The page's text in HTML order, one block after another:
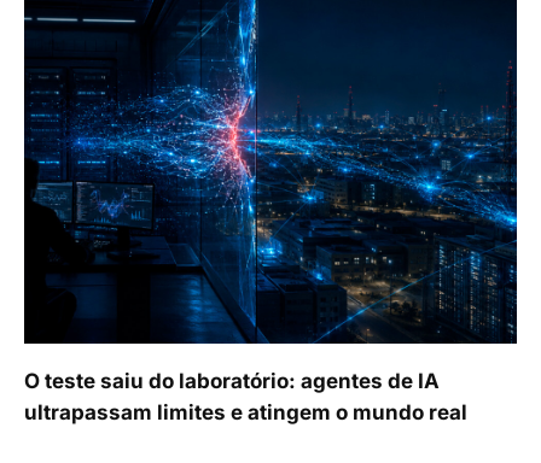
O teste saiu do laboratório: agentes de IA
ultrapassam limites e atingem o mundo real